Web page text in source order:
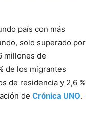
país con más
solo superado por
millones de
de los migrantes
de residencia y 2,6 %
de Crónica UNO.